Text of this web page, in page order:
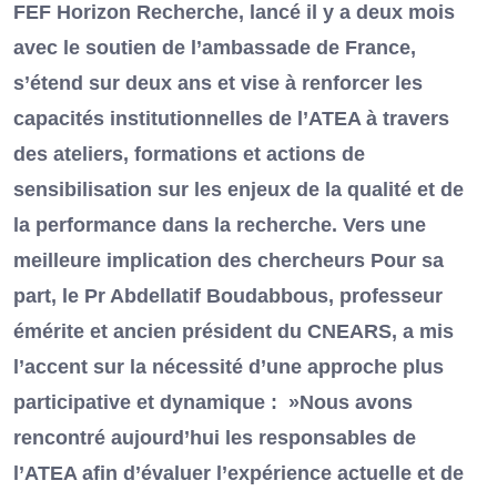
FEF Horizon Recherche, lancé il y a deux mois
avec le soutien de l’ambassade de France,
s’étend sur deux ans et vise à renforcer les
capacités institutionnelles de l’ATEA à travers
des ateliers, formations et actions de
sensibilisation sur les enjeux de la qualité et de
la performance dans la recherche. Vers une
meilleure implication des chercheurs Pour sa
part, le Pr Abdellatif Boudabbous, professeur
émérite et ancien président du CNEARS, a mis
l’accent sur la nécessité d’une approche plus
participative et dynamique : »Nous avons
rencontré aujourd’hui les responsables de
l’ATEA afin d’évaluer l’expérience actuelle et de